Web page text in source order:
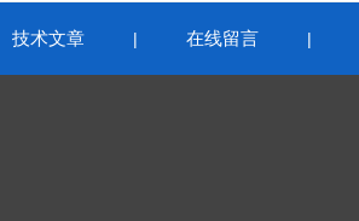
技术文章 | 在线留言 |